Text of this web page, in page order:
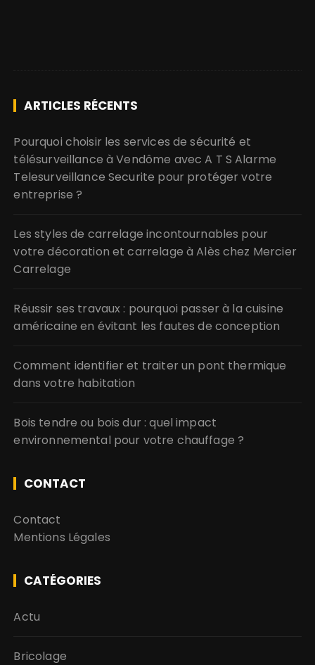
ARTICLES RÉCENTS
Pourquoi choisir les services de sécurité et
télésurveillance à Vendôme avec A T S Alarme
Telesurveillance Securite pour protéger votre
entreprise ?
Les styles de carrelage incontournables pour
votre décoration et carrelage à Alès chez Mercier
Carrelage
Réussir ses travaux : pourquoi passer à la cuisine
américaine en évitant les fautes de conception
Comment identifier et traiter un pont thermique
dans votre habitation
Bois tendre ou bois dur : quel impact
environnemental pour votre chauffage ?
CONTACT
Contact
Mentions Légales
CATÉGORIES
Actu
Bricolage